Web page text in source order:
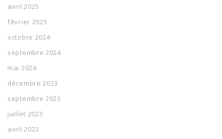
avril 2025
février 2025
octobre 2024
septembre 2024
mai 2024
décembre 2023
septembre 2023
juillet 2023
avril 2023